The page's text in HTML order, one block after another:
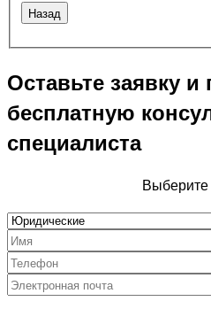
Назад
Оставьте заявку и
бесплатную
специалиста
Выберите